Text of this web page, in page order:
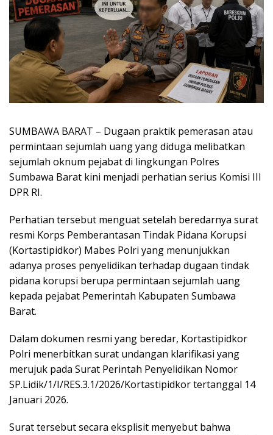
SUMBAWA BARAT – Dugaan praktik pemerasan atau
permintaan sejumlah uang yang diduga melibatkan
sejumlah oknum pejabat di lingkungan Polres
Sumbawa Barat kini menjadi perhatian serius Komisi III
DPR RI.
Perhatian tersebut menguat setelah beredarnya surat
resmi Korps Pemberantasan Tindak Pidana Korupsi
(Kortastipidkor) Mabes Polri yang menunjukkan
adanya proses penyelidikan terhadap dugaan tindak
pidana korupsi berupa permintaan sejumlah uang
kepada pejabat Pemerintah Kabupaten Sumbawa
Barat.
Dalam dokumen resmi yang beredar, Kortastipidkor
Polri menerbitkan surat undangan klarifikasi yang
merujuk pada Surat Perintah Penyelidikan Nomor
SP.Lidik/1/I/RES.3.1/2026/Kortastipidkor tertanggal 14
Januari 2026.
Surat tersebut secara eksplisit menyebut bahwa